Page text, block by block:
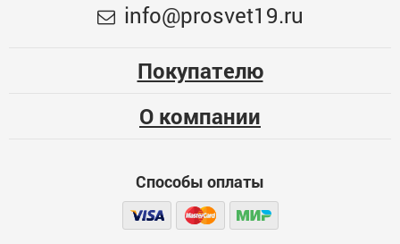
info@prosvet19.ru
Покупателю
О компании
Способы оплаты